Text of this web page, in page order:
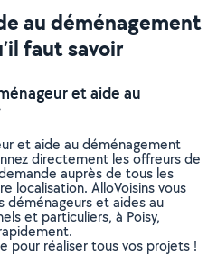
au déménagement
faut savoir
et aide au
et aide au déménagement
directement les offreurs de
auprès de tous les
localisation. AlloVoisins vous
déménageurs et aides au
et particuliers, à Poisy,
pour réaliser tous vos projets !